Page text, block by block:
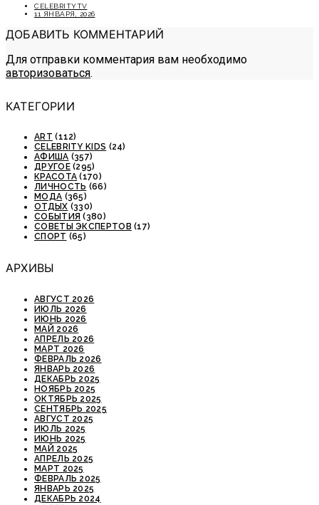
CELEBRITYTV
11 ЯНВАРЯ, 2026
ДОБАВИТЬ КОММЕНТАРИЙ
Для отправки комментария вам необходимо
авторизоваться.
КАТЕГОРИИ
ART (112)
CELEBRITY KIDS (24)
АФИША (357)
ДРУГОЕ(295)
КРАСОТА (170)
ЛИЧНОСТЬ (66)
МОДА (365)
ОТДЫХ (330)
СОБЫТИЯ (380)
СОВЕТЫ ЭКСПЕРТОВ (17)
СПОРТ (65)
АРХИВЫ
АВГУСТ 2026
ИЮЛЬ 2026
ИЮНЬ 2026
МАЙ 2026
АПРЕЛЬ 2026
МАРТ 2026
ФЕВРАЛЬ 2026
ЯНВАРЬ 2026
ДЕКАБРЬ 2025
НОЯБРЬ 2025
ОКТЯБРЬ 2025
СЕНТЯБРЬ 2025
АВГУСТ 2025
ИЮЛЬ 2025
ИЮНЬ 2025
МАЙ 2025
АПРЕЛЬ 2025
МАРТ 2025
ФЕВРАЛЬ 2025
ЯНВАРЬ 2025
ДЕКАБРЬ 2024